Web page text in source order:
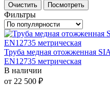
Очистить
Посмотреть
Фильтры
Труба медная отожженная
EN12735 метрическая
В наличии
от 22 500 ₽